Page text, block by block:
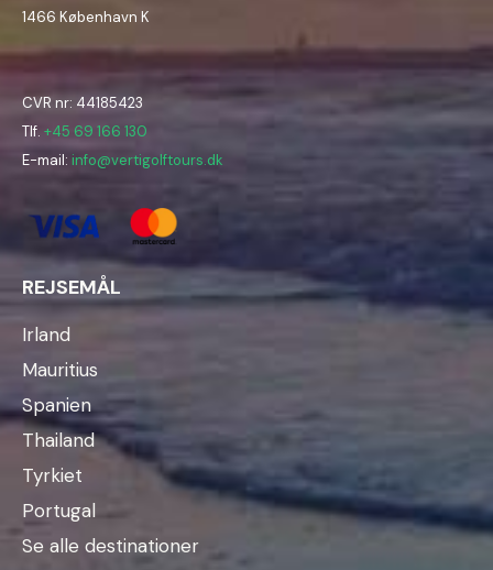
1466 København K
CVR nr: 44185423
Tlf. +45 69 166 130
E-mail: info@vertigolftours.dk
REJSEMÅL
Irland
Mauritius
Spanien
Thailand
Tyrkiet
Portugal
Se alle destinationer